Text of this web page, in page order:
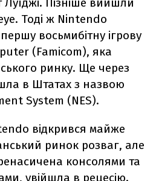
Пізніше вийшли
Тоді ж Nintendo
восьмибітну ігрову
(Famicom), яка
ринку. Ще через
в Штатах з назвою
System (NES).
відкрився майже
ринок розваг, але
консолями та
увійшла в рецесію.